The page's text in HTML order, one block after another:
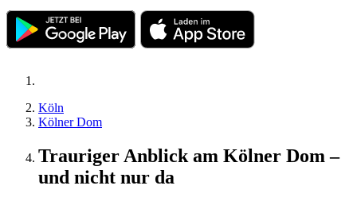
Köln
Kölner Dom
Trauriger Anblick am Kölner Dom –
und nicht nur da